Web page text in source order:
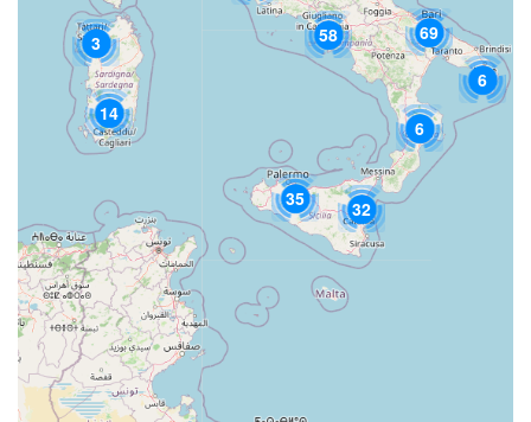
69
58
14
35 32
3
6
6